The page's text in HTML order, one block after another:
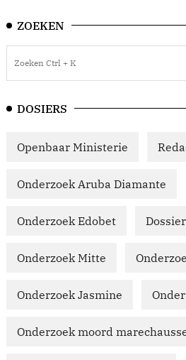
ZOEKEN
DOSIERS
Openbaar Ministerie
Onderzoek Aruba Diamante
Onderzoek Edobet
Onderzoek Mitte
Onderzoek Jasmine
Onderzoek moord